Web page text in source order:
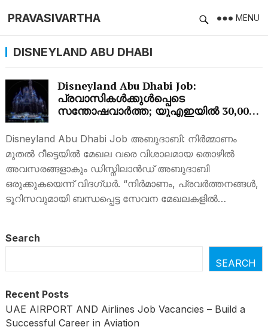
PRAVASIVARTHA MENU
DISNEYLAND ABU DHABI
Disneyland Abu Dhabi Job:
പ്രവാസികള്‍ക്കുള്‍പ്പെടെ
സന്തോഷവാര്‍ത്ത; യുഎഇയില്‍ 30,000
റീട്ടെയില്‍ മേഖല വരെ
Disneyland Abu Dhabi Job അബുദാബി: നിര്‍മ്മാണം
മുതല്‍ റീട്ടെയില്‍ മേഖല വരെ വിശാലമായ തൊഴില്‍
അവസരങ്ങളാകും ഡിസ്നിലാന്‍ഡ് അബുദാബി
ഒരുക്കുകയെന്ന് വിദഗ്ധര്‍. “നിർമാണം, പ്രവർത്തനങ്ങൾ,
ടൂറിസവുമായി ബന്ധപ്പെട്ട സേവന മേഖലകളിൽ…
Search
SEARCH
Recent Posts
UAE AIRPORT AND Airlines Job Vacancies – Build a
Successful Career in Aviation